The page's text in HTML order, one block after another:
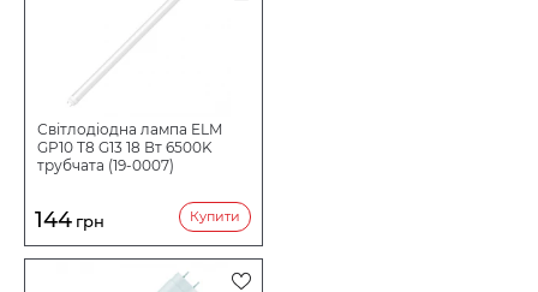
Світлодіодна лампа ELM
GP10 T8 G13 18 Вт 6500K
трубчата (19-0007)
144 грн Купити